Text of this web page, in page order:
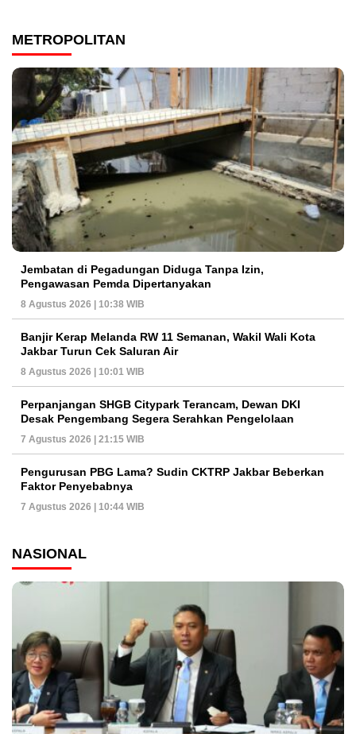
METROPOLITAN
Jembatan di Pegadungan Diduga Tanpa Izin,
Pengawasan Pemda Dipertanyakan
8 Agustus 2026 | 10:38 WIB
Banjir Kerap Melanda RW 11 Semanan, Wakil Wali Kota
Jakbar Turun Cek Saluran Air
8 Agustus 2026 | 10:01 WIB
Perpanjangan SHGB Citypark Terancam, Dewan DKI
Desak Pengembang Segera Serahkan Pengelolaan
7 Agustus 2026 | 21:15 WIB
Pengurusan PBG Lama? Sudin CKTRP Jakbar Beberkan
Faktor Penyebabnya
7 Agustus 2026 | 10:44 WIB
NASIONAL